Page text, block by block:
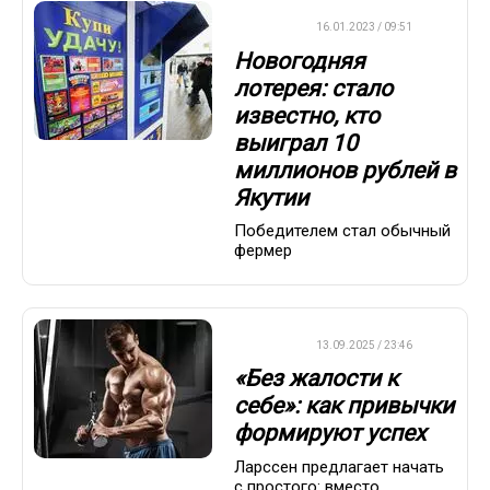
16.01.2023 / 09:51
Новогодняя
лотерея: стало
известно, кто
выиграл 10
миллионов рублей в
Якутии
Победителем стал обычный
фермер
13.09.2025 / 23:46
«Без жалости к
себе»: как привычки
формируют успех
Ларссен предлагает начать